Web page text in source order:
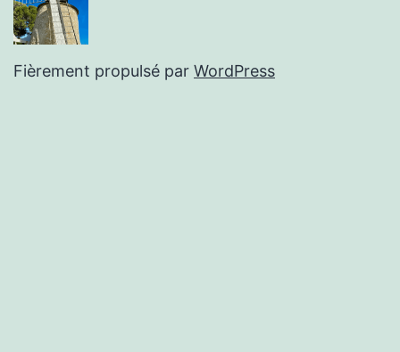
Fièrement propulsé par WordPress